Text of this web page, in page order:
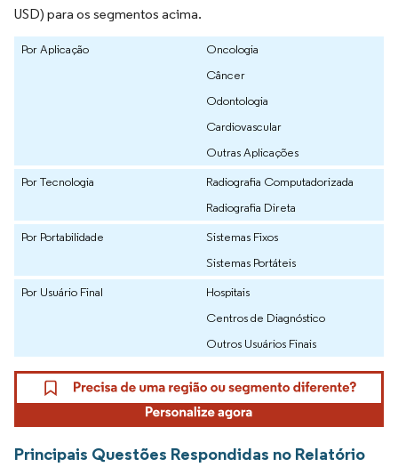
USD) para os segmentos acima.
Por Aplicação
Oncologia
Câncer
Odontologia
Cardiovascular
Outras Aplicações
Por Tecnologia
Radiografia Computadorizada
Radiografia Direta
Por Portabilidade
Sistemas Fixos
Sistemas Portáteis
Por Usuário Final
Hospitais
Centros de Diagnóstico
Outros Usuários Finais
Principais Questões Respondidas no Relatório